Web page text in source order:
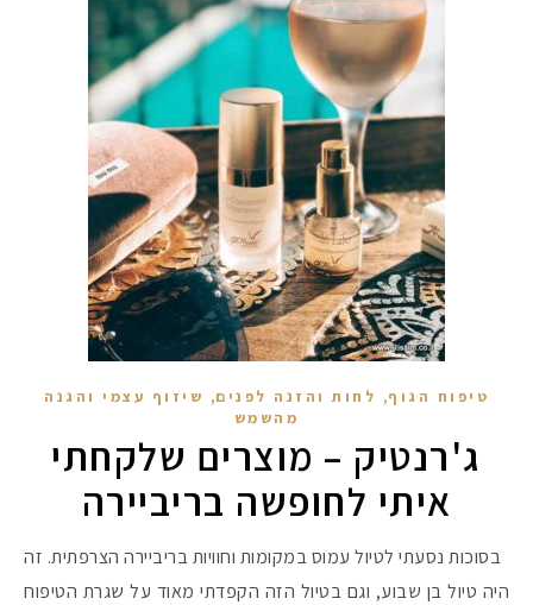
טיפוח הגוף, לחות והזנה לפנים, שיזוף עצמי והגנה
מהשמש
ג'רנטיק – מוצרים שלקחתי
איתי לחופשה בריביירה
בסוכות נסעתי לטיול עמוס במקומות וחוויות בריביירה הצרפתית. זה
היה טיול בן שבוע, וגם בטיול הזה הקפדתי מאוד על שגרת הטיפוח